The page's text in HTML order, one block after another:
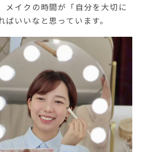
メイクの時間が「自分を大切に
いいなと思っています。